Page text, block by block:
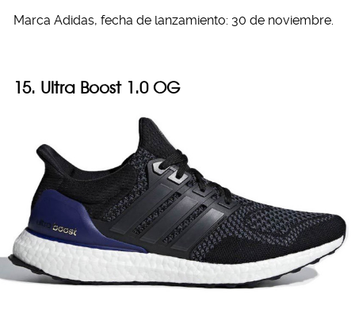
Marca Adidas, fecha de lanzamiento: 30 de noviembre.
15. Ultra Boost 1.0 OG